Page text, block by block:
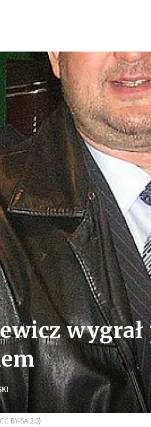
wygrał
BY-SA 2.0)